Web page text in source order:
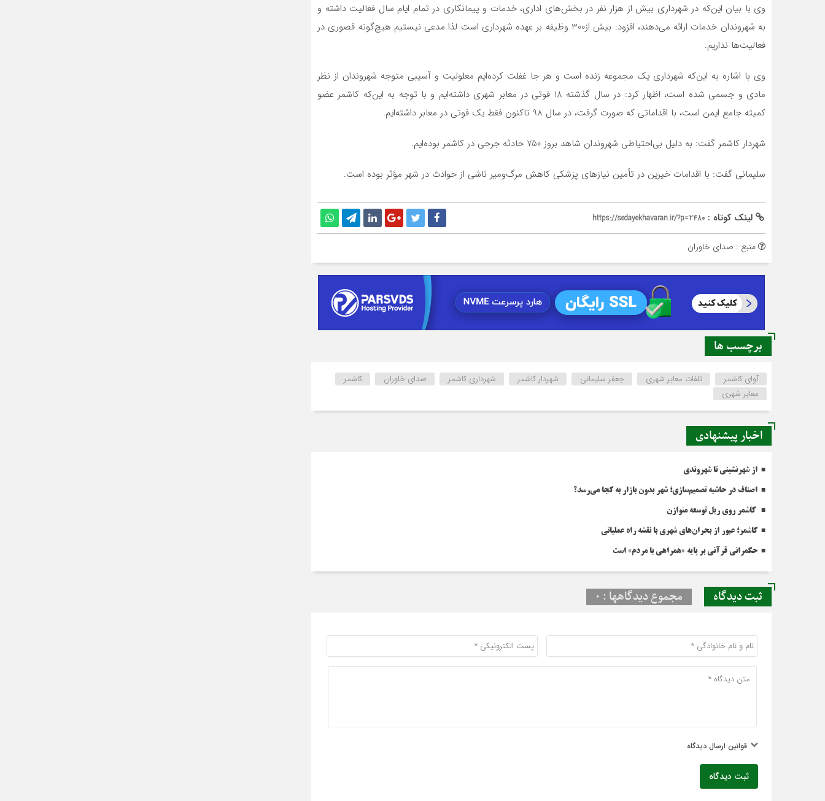
وی با بیان این‌که در شهرداری بیش از هزار نفر در بخش‌های اداری، خدمات و پیمانکاری در تمام ایام سال فعالیت داشته و
به شهروندان خدمات ارائه می‌دهند، افزود: بیش از300 وظیفه بر عهده شهرداری است لذا مدعی نیستیم هیچ‌گونه قصوری در
فعالیت‌ها نداریم.
وی با اشاره به این‌که شهرداری یک مجموعه زنده است و هر جا غفلت کرده‌ایم معلولیت و آسیبی متوجه شهروندان از نظر
مادی و جسمی شده است، اظهار کرد: در سال گذشته 18 فوتی در معابر شهری داشته‌ایم و با توجه به این‌که کاشمر عضو
کمیته جامع ایمن است، با اقداماتی که صورت گرفت، در سال 98 تاکنون فقط یک فوتی در معابر داشته‌ایم.
شهردار کاشمر گفت: به دلیل بی‌احتیاطی شهروندان شاهد بروز 750 حادثه جرحی در کاشمر بوده‌ایم.
سلیمانی گفت: با اقدامات خیرین در تأمین نیازهای پزشکی کاهش مرگ‌ومیر ناشی از حوادث در شهر مؤثر بوده است.
لینک کوتاه : https://sedayekhavaran.ir/?p=2480
منبع : صدای خاوران
برچسب ها
آوای کاشمر تلفات معابر شهری جعفر سلیمانی شهردار کاشمر شهرداری کاشمر صدای خاوران
کاشمر
معابر شهری
اخبار پیشنهادی
از شهرنشینی تا شهروندی
اصناف در حاشیه تصمیم‌سازی؛ شهر بدون بازار به کجا می‌رسد؟
کاشمر روی ریل توسعه متوازن
کاشمر؛ عبور از بحران‌های شهری با نقشه راه عملیاتی
حکمرانی قرآنی بر پایه «همراهی با مردم» است
ثبت دیدگاه مجموع دیدگاهها : 0
قوانین ارسال دیدگاه
ثبت دیدگاه